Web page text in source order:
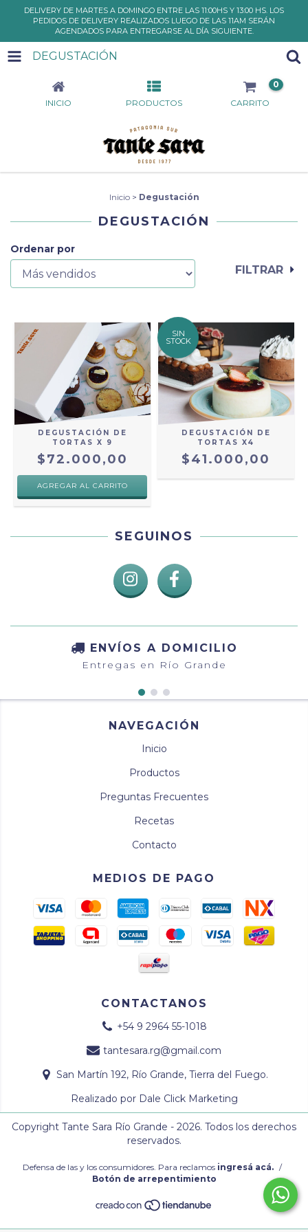
DELIVERY DE MARTES A DOMINGO ENTRE LAS 11:00HS Y 13:00 HS. LOS
PEDIDOS DE DELIVERY REALIZADOS LUEGO DE LAS 11AM SERÁN
AGENDADOS PARA ENTREGARSE AL DÍA SIGUIENTE.
DEGUSTACIÓN
INICIO PRODUCTOS CARRITO
0
Inicio > Degustación
DEGUSTACIÓN
Ordenar por
FILTRAR
DEGUSTACIÓN DE
TORTAS X 9
$72.000,00
SIN
STOCK
DEGUSTACIÓN DE
TORTAS X4
$41.000,00
SEGUINOS
ENVÍOS A DOMICILIO
Entregas en Río Grande
NAVEGACIÓN
Inicio
Productos
Preguntas Frecuentes
Recetas
Contacto
MEDIOS DE PAGO
CONTACTANOS
+54 9 2964 55-1018
tantesara.rg@gmail.com
San Martín 192, Río Grande, Tierra del Fuego.
Realizado por Dale Click Marketing
Copyright Tante Sara Río Grande - 2026. Todos los derechos
reservados.
Defensa de las y los consumidores. Para reclamos ingresá acá. /
Botón de arrepentimiento